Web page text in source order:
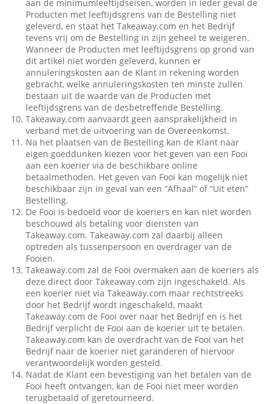
aan de minimumleeftijdseisen, worden in ieder geval de
Producten met leeftijdsgrens van de Bestelling niet
geleverd, en staat het Takeaway.com en het Bedrijf
tevens vrij om de Bestelling in zijn geheel te weigeren.
Wanneer de Producten met leeftijdsgrens op grond van
dit artikel niet worden geleverd, kunnen er
annuleringskosten aan de Klant in rekening worden
gebracht, welke annuleringskosten ten minste zullen
bestaan uit de waarde van de Producten met
leeftijdsgrens van de desbetreffende Bestelling.
Takeaway.com aanvaardt geen aansprakelijkheid in
verband met de uitvoering van de Overeenkomst.
Na het plaatsen van de Bestelling kan de Klant naar
eigen goeddunken kiezen voor het geven van een Fooi
aan een koerier via de beschikbare online
betaalmethoden. Het geven van Fooi kan mogelijk niet
beschikbaar zijn in geval van een “Afhaal” of “Uit eten”
Bestelling.
De Fooi is bedoeld voor de koeriers en kan niet worden
beschouwd als betaling voor diensten van
Takeaway.com. Takeaway.com zal daarbij alleen
optreden als tussenpersoon en overdrager van de
Fooien.
Takeaway.com zal de Fooi overmaken aan de koeriers als
deze direct door Takeaway.com zijn ingeschakeld. Als
een koerier niet via Takeaway.com maar rechtstreeks
door het Bedrijf wordt ingeschakeld, maakt
Takeaway.com de Fooi over naar het Bedrijf en is het
Bedrijf verplicht de Fooi aan de koerier uit te betalen.
Takeaway.com kan de overdracht van de Fooi van het
Bedrijf naar de koerier niet garanderen of hiervoor
verantwoordelijk worden gesteld.
Nadat de Klant een bevestiging van het betalen van de
Fooi heeft ontvangen, kan de Fooi niet meer worden
terugbetaald of geretourneerd.